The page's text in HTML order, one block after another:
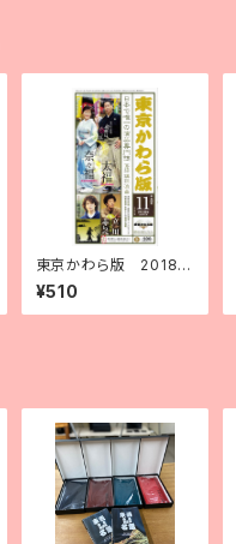
東京かわら版 2018
（平成30）年11月号
¥510